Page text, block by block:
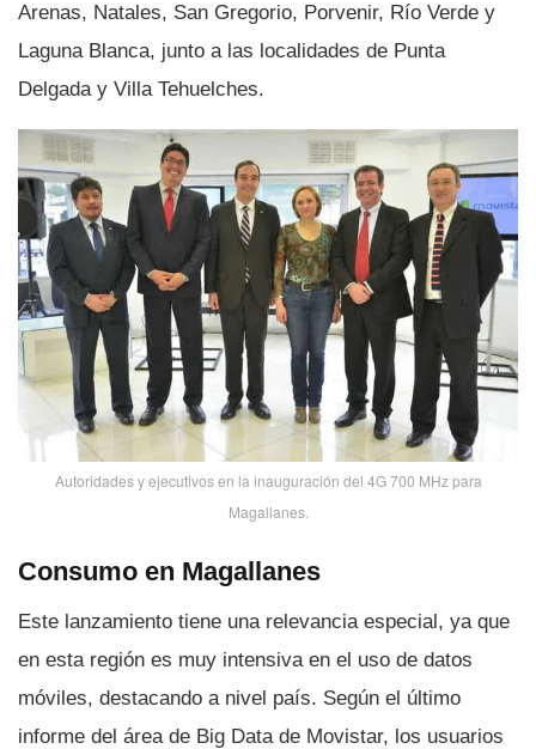
Arenas, Natales, San Gregorio, Porvenir, Rí­o Verde y
Laguna Blanca, junto a las localidades de Punta
Delgada y Villa Tehuelches.
Autoridades y ejecutivos en la inauguración del 4G 700 MHz para
Magallanes.
Consumo en Magallanes
Este lanzamiento tiene una relevancia especial, ya que
en esta región es muy intensiva en el uso de datos
móviles, destacando a nivel paí­s. Según el último
informe del área de Big Data de Movistar, los usuarios